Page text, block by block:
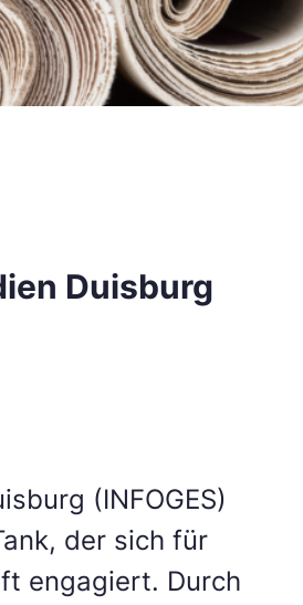
Duisburg
(INFOGES)
der sich für
engagiert. Durch